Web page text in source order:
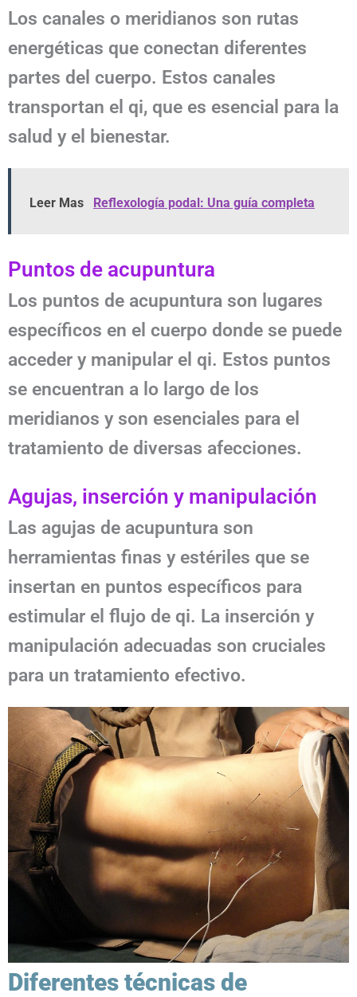
Los canales o meridianos son rutas
energéticas que conectan diferentes
partes del cuerpo. Estos canales
transportan el qi, que es esencial para la
salud y el bienestar.
Leer Mas Reflexología podal: Una guía completa
Puntos de acupuntura
Los puntos de acupuntura son lugares
específicos en el cuerpo donde se puede
acceder y manipular el qi. Estos puntos
se encuentran a lo largo de los
meridianos y son esenciales para el
tratamiento de diversas afecciones.
Agujas, inserción y manipulación
Las agujas de acupuntura son
herramientas finas y estériles que se
insertan en puntos específicos para
estimular el flujo de qi. La inserción y
manipulación adecuadas son cruciales
para un tratamiento efectivo.
Diferentes técnicas de